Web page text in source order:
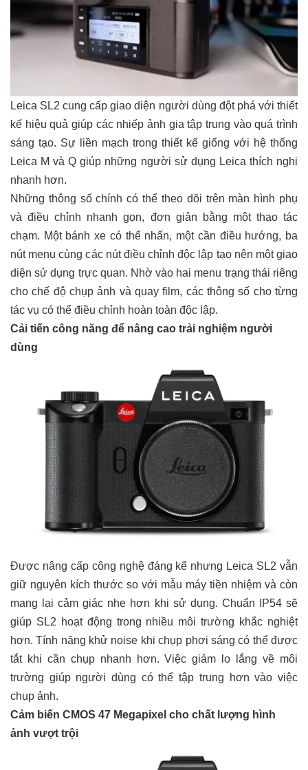
Leica SL2 cung cấp giao diện người dùng đột phá với thiết
kế hiệu quả giúp các nhiếp ảnh gia tập trung vào quá trình
sáng tạo. Sự liền mạch trong thiết kế giống với hệ thống
Leica M và Q giúp những người sử dụng Leica thích nghi
nhanh hơn.
Những thông số chính có thể theo dõi trên màn hình phụ
và điều chỉnh nhanh gọn, đơn giản bằng một thao tác
chạm. Một bánh xe có thể nhấn, một cần điều hướng, ba
nút menu cùng các nút điều chỉnh độc lập tạo nên một giao
diện sử dụng trực quan. Nhờ vào hai menu trạng thái riêng
cho chế độ chụp ảnh và quay film, các thông số cho từng
tác vụ có thể điều chỉnh hoàn toàn độc lập.
Cải tiến công năng để nâng cao trải nghiệm người
dùng
Được nâng cấp công nghệ đáng kể nhưng Leica SL2 vẫn
giữ nguyên kích thước so với mẫu máy tiền nhiệm và còn
mang lại cảm giác nhẹ hơn khi sử dụng. Chuẩn IP54 sẽ
giúp SL2 hoạt động trong nhiều môi trường khắc nghiệt
hơn. Tính năng khử noise khi chụp phơi sáng có thể được
tắt khi cần chụp nhanh hơn. Việc giảm lo lắng về môi
trường giúp người dùng có thể tập trung hơn vào việc
chụp ảnh.
Cảm biến CMOS 47 Megapixel cho chất lượng hình
ảnh vượt trội